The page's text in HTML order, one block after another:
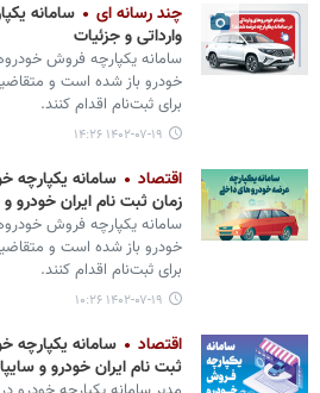
چند رسانه ای
سامانه
وارداتی و جزئیات
سامانه یکپارچه فروش
خودرو باز شده است و
برای ثبت‌نام اقدام کنند.
۱۴۰۲-۰۷-۱۹ ۱۴:۲۶
اقتصاد
سامانه یکپارچه
زمان ثبت نام ایران خودرو و
سامانه یکپارچه فروش
خودرو باز شده است و
برای ثبت‌نام اقدام کنند.
۱۴۰۲-۰۷-۱۹ ۱۰:۲۶
اقتصاد
سامانه یکپارچه
ثبت نام ایران خودرو و سایپا ۱۴۰۲